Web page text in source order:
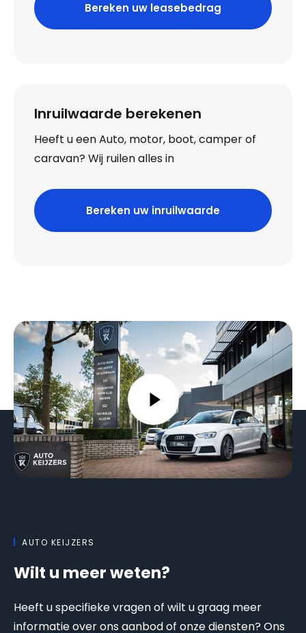
Bereken uw leasebedrag
Inruilwaarde berekenen
Heeft u een Auto, motor, boot, camper of
caravan? Wij ruilen alles in
Bereken uw inruilwaarde
AUTO KEIJZERS
Wilt u meer weten?
Heeft u specifieke vragen of wilt u graag meer
informatie over ons aanbod of onze diensten? Ons